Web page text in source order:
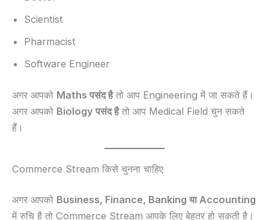
Scientist
Pharmacist
Software Engineer
अगर आपको Maths पसंद हैतो आप Engineering में जा सकते हैं।
अगर आपको Biology पसंद हैतो आप Medical Field चुन सकते
हैं।
Commerce Stream किसे चुनना चाहिए
अगर आपको Business, Finance, Banking या Accounting
में रुचि है तो Commerce Stream आपके लिए बेहतर हो सकती है।